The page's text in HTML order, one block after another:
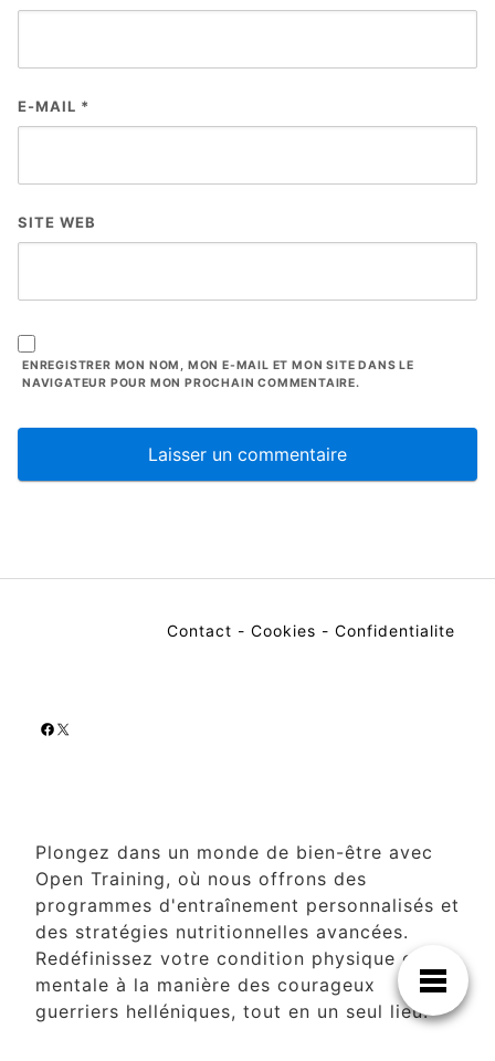
E-MAIL *
SITE WEB
ENREGISTRER MON NOM, MON E-MAIL ET MON SITE DANS LE
NAVIGATEUR POUR MON PROCHAIN COMMENTAIRE.
Contact - Cookies - Confidentialite
Facebook
X
Plongez dans un monde de bien-être avec
Open Training, où nous offrons des
programmes d'entraînement personnalisés et
des stratégies nutritionnelles avancées.
Redéfinissez votre condition physique et
mentale à la manière des courageux
guerriers helléniques, tout en un seul lieu.